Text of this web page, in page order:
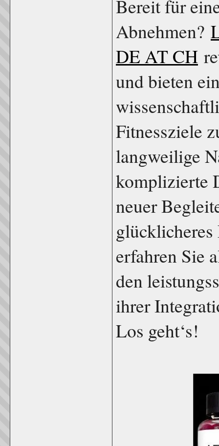
Bereit für
Abnehmen?
DE AT CH
und bieten
Fitnessziele
langweilige
komplizierte
neuer
erfahren Sie
den
ihrer
Los geht‘s!